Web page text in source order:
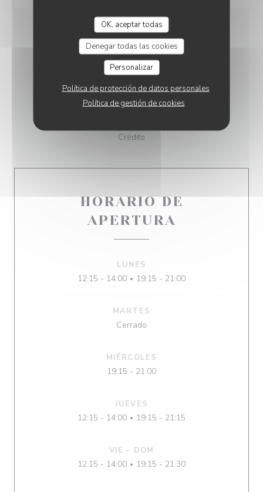
OK, aceptar todas
Denegar todas las cookies
Personalizar
Política de protección de datos personales
Política de gestión de cookies
INFORMACIÓN
GENERAL
MÉTODOS DE PAGO
Apple Pay, Ticket Restaurant, Sodexo, Contactless
Crédito
HORARIO DE
APERTURA
LUNES
12:15 - 14:00 • 19:15 - 21:00
MARTES
Cerrado
MIÉRCOLES
19:15 - 21:00
JUEVES
12:15 - 14:00 • 19:15 - 21:15
VIE - DOM
12:15 - 14:00 • 19:15 - 21:30